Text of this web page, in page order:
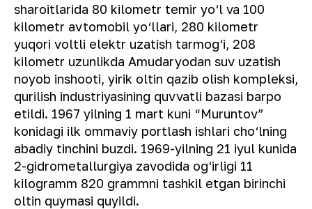
sharoitlarida 80 kilometr temir yo‘l va 100
kilometr avtomobil yo‘llari, 280 kilometr
yuqori voltli elektr uzatish tarmog‘i, 208
kilometr uzunlikda Amudaryodan suv uzatish
noyob inshooti, yirik oltin qazib olish kompleksi,
qurilish industriyasining quvvatli bazasi barpo
etildi. 1967 yilning 1 mart kuni “Muruntov”
konidagi ilk ommaviy portlash ishlari cho‘lning
abadiy tinchini buzdi. 1969-yilning 21 iyul kunida
2-gidrometallurgiya zavodida og‘irligi 11
kilogramm 820 grammni tashkil etgan birinchi
oltin quymasi quyildi.